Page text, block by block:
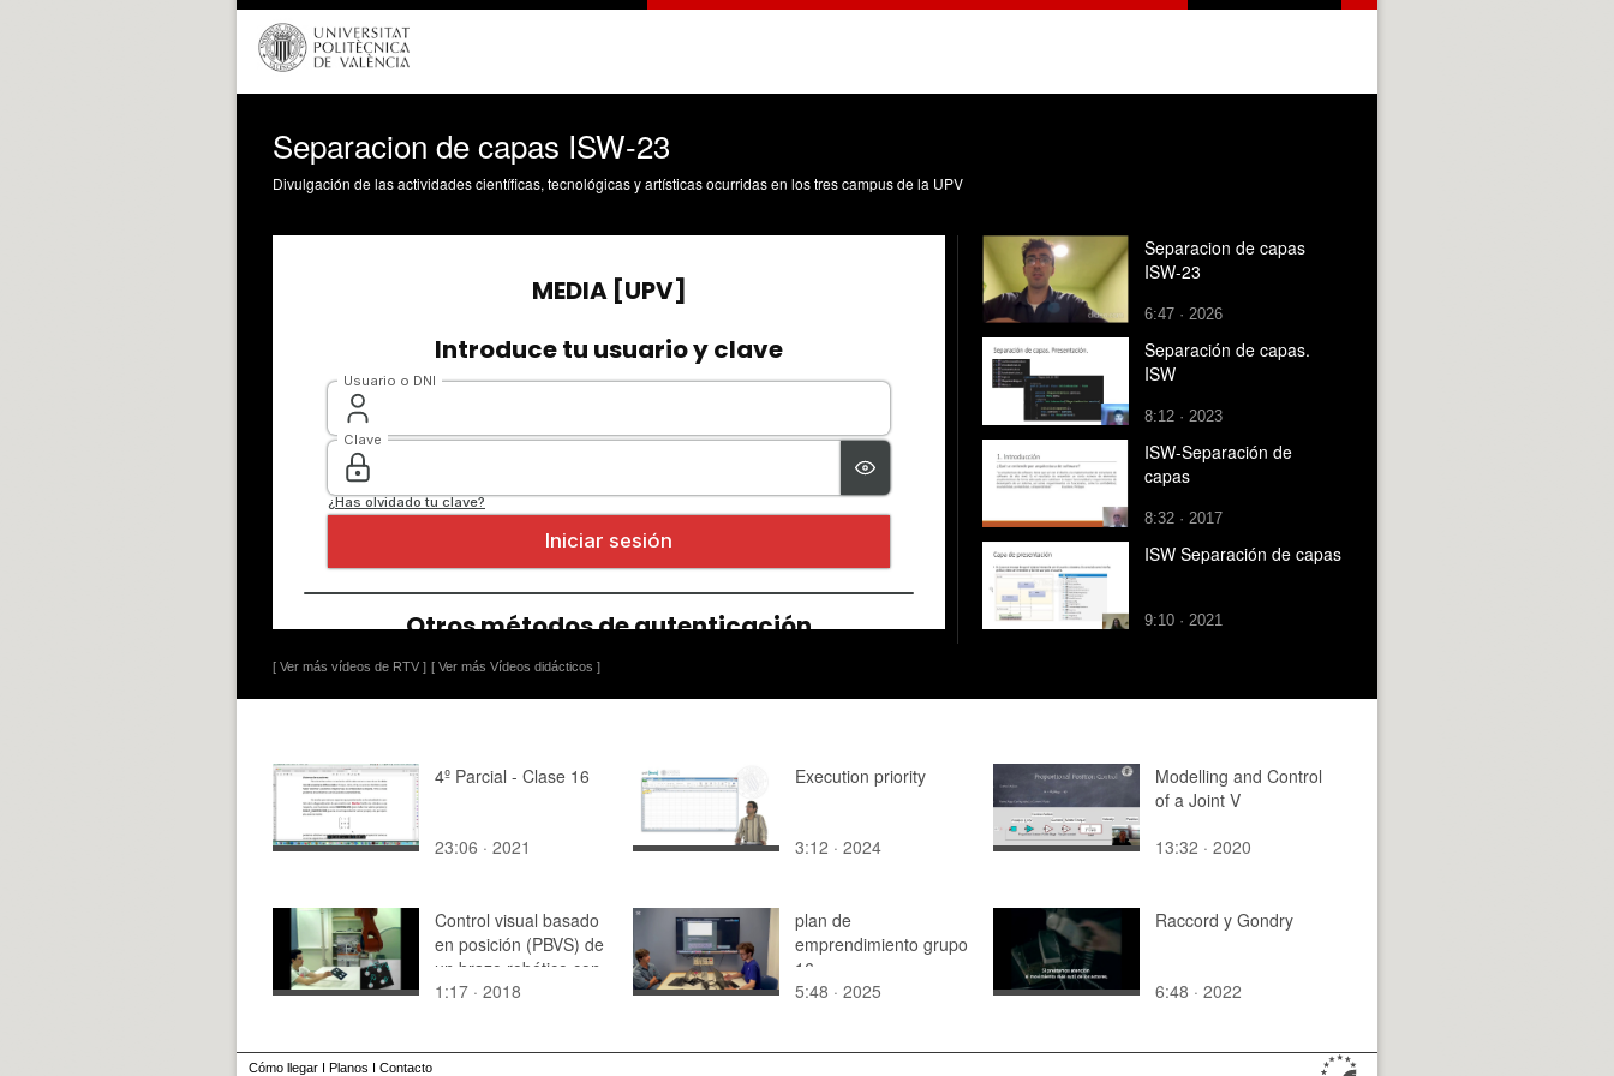
Separacion de capas ISW-23
Divulgación de las actividades científicas, tecnológicas y artísticas ocurridas en los tres campus de la UPV
[ Ver más vídeos de RTV ] [ Ver más Vídeos didácticos ]
Separacion de capas
ISW-23
6:47 · 2026
Separación de capas.
ISW
8:12 · 2023
ISW-Separación de
capas
8:32 · 2017
ISW Separación de capas
9:10 · 2021
4º Parcial - Clase 16
23:06 · 2021
Execution priority
3:12 · 2024
Modelling and Control
of a Joint V
13:32 · 2020
Control visual basado
en posición (PBVS) de
un brazo robótico con
configuración eye-in-
1:17 · 2018
plan de
emprendimiento grupo
16
5:48 · 2025
Raccord y Gondry
6:48 · 2022
Cómo llegar I Planos I Contacto